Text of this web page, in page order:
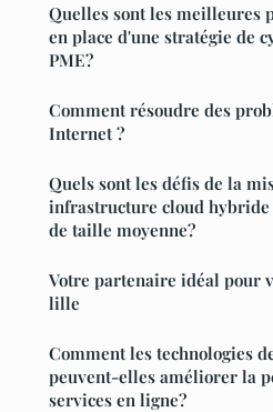
Quelles sont les meilleures
en place d'une stratégie de
PME?
Comment résoudre des
Internet ?
Quels sont les défis de la
infrastructure cloud
de taille moyenne?
Votre partenaire idéal pour
lille
Comment les technologies
peuvent-elles améliorer la
services en ligne?